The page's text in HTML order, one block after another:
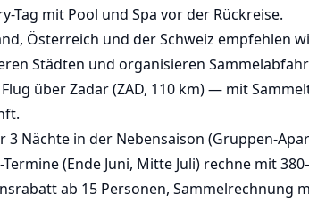
Tag mit Pool und Spa vor der Rückreise.
Österreich und der Schweiz empfehlen
Städten und organisieren
über Zadar (ZAD, 110 km) — mit
3 Nächte in der Nebensaison (Gruppen-
(Ende Juni, Mitte Juli) rechne mit
ab 15 Personen, Sammelrechnung